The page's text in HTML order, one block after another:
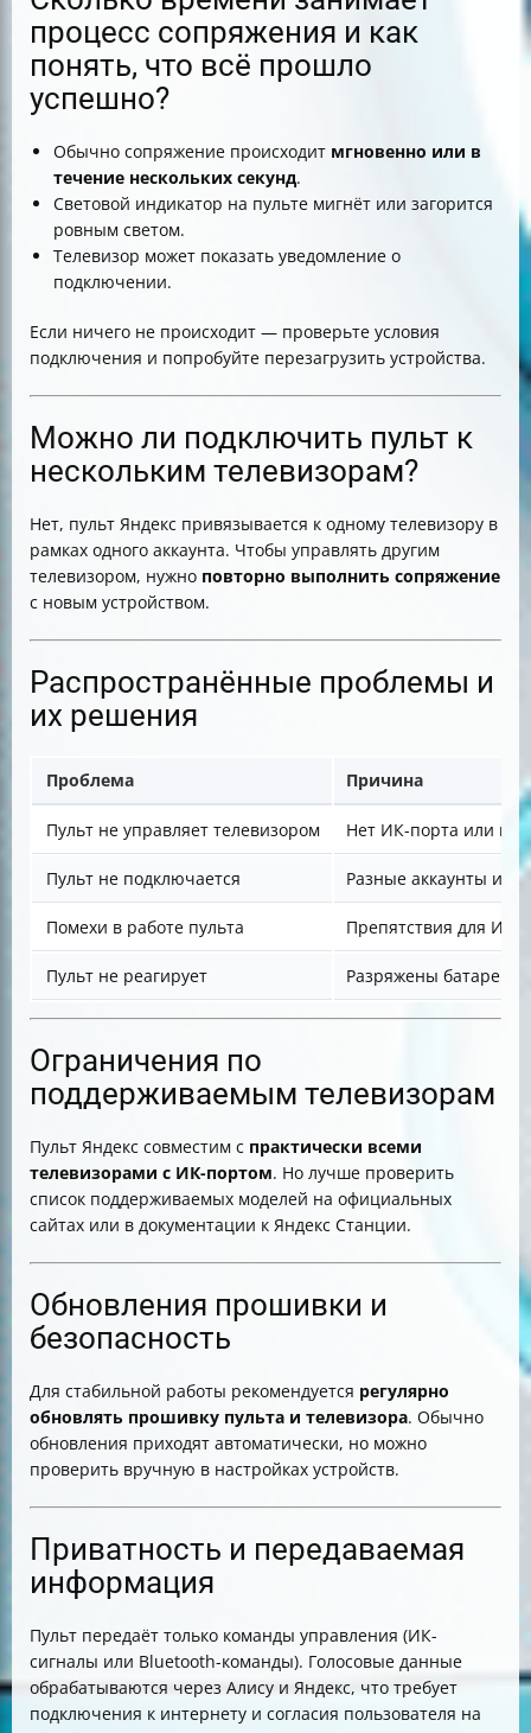
процесс сопряжения и как
понять, что всё прошло
успешно?
Обычно сопряжение происходит мгновенно или в
течение нескольких секунд.
Световой индикатор на пульте мигнёт или загорится
ровным светом.
Телевизор может показать уведомление о
подключении.
Если ничего не происходит — проверьте условия
подключения и попробуйте перезагрузить устройства.
Можно ли подключить пульт к
нескольким телевизорам?
Нет, пульт Яндекс привязывается к одному телевизору в
рамках одного аккаунта. Чтобы управлять другим
телевизором, нужно повторно выполнить сопряжение
с новым устройством.
Распространённые проблемы и
их решения
Проблема Причина
Пульт не управляет телевизором Нет ИК-порта или
Пульт не подключается Разные аккаунты или
Помехи в работе пульта Препятствия для ИК-
Пульт не реагирует Разряжены батарейки
Ограничения по
поддерживаемым телевизорам
Пульт Яндекс совместим с практически всеми
телевизорами с ИК-портом. Но лучше проверить
список поддерживаемых моделей на официальных
сайтах или в документации к Яндекс Станции.
Обновления прошивки и
безопасность
Для стабильной работы рекомендуется регулярно
обновлять прошивку пульта и телевизора. Обычно
обновления приходят автоматически, но можно
проверить вручную в настройках устройств.
Приватность и передаваемая
информация
Пульт передаёт только команды управления (ИК-
сигналы или Bluetooth-команды). Голосовые данные
обрабатываются через Алису и Яндекс, что требует
подключения к интернету и согласия пользователя на